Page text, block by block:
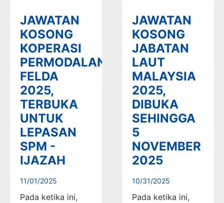
JAWATAN
KOSONG
KOPERASI
PERMODALAN
FELDA
2025,
TERBUKA
UNTUK
LEPASAN
SPM -
IJAZAH
11/01/2025
Pada ketika ini,
JAWATAN
KOSONG
JABATAN
LAUT
MALAYSIA
2025,
DIBUKA
SEHINGGA
5
NOVEMBER
2025
10/31/2025
Pada ketika ini,